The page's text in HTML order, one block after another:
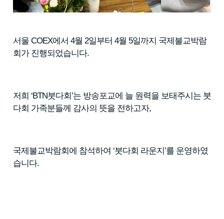
서울 COEX에서 4월 2일부터 4월 5일까지 국제불교박람
회가 진행되었습니다.
저희 ‘BTN붓다회’는 방송포교에 늘 원력을 보태주시는 붓
다회 가족분들께 감사의 뜻을 전하고자,
국제불교박람회에 참석하여 ‘붓다회 라운지’를 운영하였
습니다.